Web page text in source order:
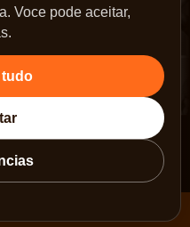
Voce pode aceitar,